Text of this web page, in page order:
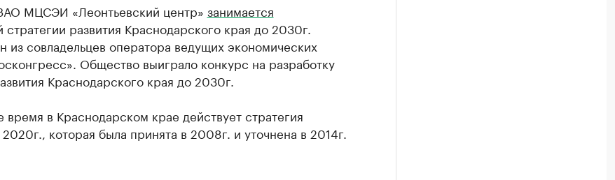
МЦСЭИ «Леонтьевский центр» занимается
стратегии развития Краснодарского края до 2030г.
из совладельцев оператора ведущих экономических
Общество выиграло конкурс на разработку
Краснодарского края до 2030г.
время в Краснодарском крае действует стратегия
которая была принята в 2008г. и уточнена в 2014г.